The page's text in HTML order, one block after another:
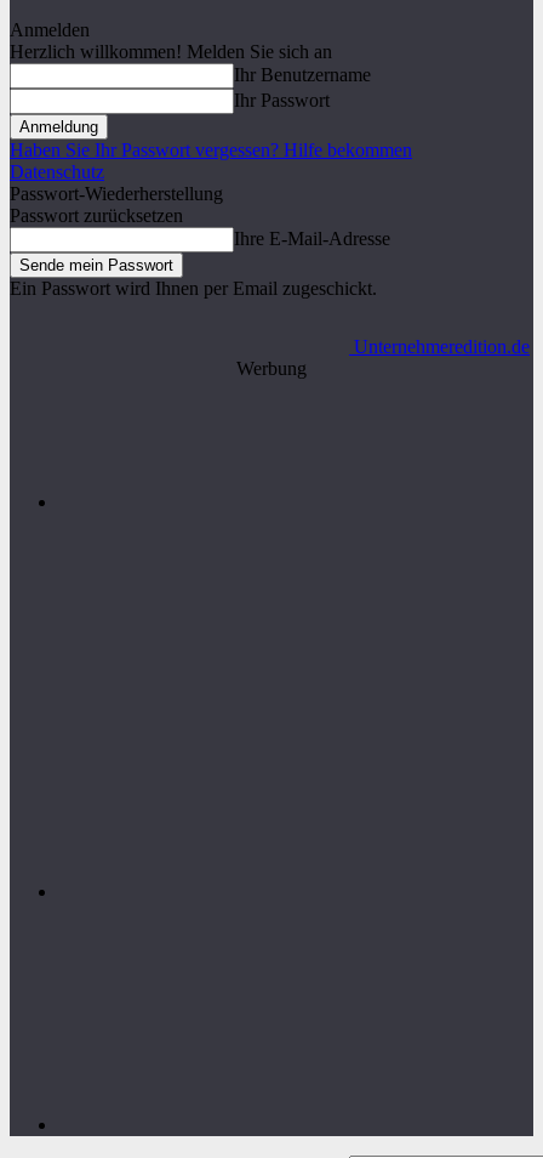
Anmelden
Herzlich willkommen! Melden Sie sich an
Ihr Benutzername
Ihr Passwort
Haben Sie Ihr Passwort vergessen? Hilfe bekommen
Datenschutz
Passwort-Wiederherstellung
Passwort zurücksetzen
Ihre E-Mail-Adresse
Ein Passwort wird Ihnen per Email zugeschickt.
Unternehmeredition.de
Werbung